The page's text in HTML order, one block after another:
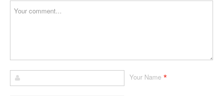
Your Name *